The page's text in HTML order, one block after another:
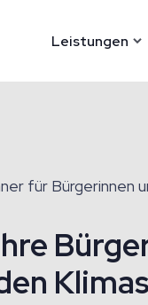
Leistungen
für Bürgerinnen